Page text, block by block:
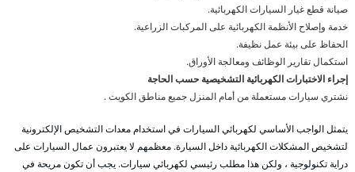
صيانة قطع غيار السيارات الكهربائية.
خدمة وإصلاح الأنظمة الكهربائية على المركبات الزراعية.
الحفاظ على بيئة عمل نظيفة.
استكمال تقارير الوظائف ومعالجة الأوراق.
إجراء الاختبارات الكهربائية التشخيصية حسب الحاجة
نشتري سيارات مستعملة من أمام المنزل جميع مناطق الكويت .
يتمثل الواجب الأساسي لكهربائي السيارات في استخدام معدات التشخيص الإلكترونية
لتشخيص المشكلات الكهربائية داخل السيارة. معظمهم لا يعتبرون عمال السيارات على
دراية تكنولوجية ، ولكن هذا مطلب رئيسي لكهربائي سيارات. يجب أن تكون مريحة في